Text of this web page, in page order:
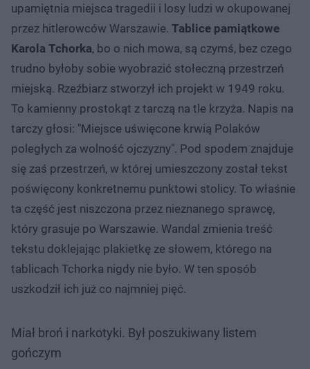
upamiętnia miejsca tragedii i losy ludzi w okupowanej
przez hitlerowców Warszawie. Tablice pamiątkowe
Karola Tchorka, bo o nich mowa, są czymś, bez czego
trudno byłoby sobie wyobrazić stołeczną przestrzeń
miejską. Rzeźbiarz stworzył ich projekt w 1949 roku.
To kamienny prostokąt z tarczą na tle krzyża. Napis na
tarczy głosi: "Miejsce uświęcone krwią Polaków
poległych za wolność ojczyzny". Pod spodem znajduje
się zaś przestrzeń, w której umieszczony został tekst
poświęcony konkretnemu punktowi stolicy. To właśnie
ta część jest niszczona przez nieznanego sprawcę,
który grasuje po Warszawie. Wandal zmienia treść
tekstu doklejając plakietkę ze słowem, którego na
tablicach Tchorka nigdy nie było. W ten sposób
uszkodził ich już co najmniej pięć.
Miał broń i narkotyki. Był poszukiwany listem
gończym